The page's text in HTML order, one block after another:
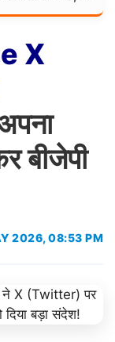
X
बीजेपी
2026, 08:53 PM